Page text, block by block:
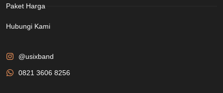
@usixband
0821 3606 8256
Paket Harga
Hubungi Kami